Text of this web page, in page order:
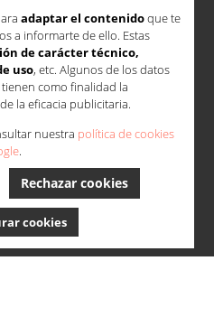
adaptar el contenidoque te
a informarte de ello. Estas
de carácter técnico,
uso, etc. Algunos de los datos
como finalidad la
la eficacia publicitaria.
nuestra política de cookies
.
Rechazar cookies
cookies